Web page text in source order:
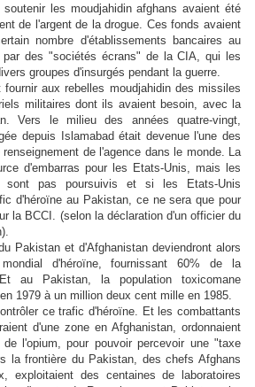
les moudjahidin afghans avaient été
de l'argent de la drogue. Ces fonds avaient
nombre d'établissements bancaires au
par des "sociétés écrans" de la CIA, qui les
groupes d'insurgés pendant la guerre.
aux rebelles moudjahidin des missiles
militaires dont ils avaient besoin, avec la
Vers le milieu des années quatre-vingt,
depuis Islamabad était devenue l'une des
de l'agence dans le monde. La
d'embarras pour les Etats-Unis, mais les
sont pas poursuivis et si les Etats-Unis
d'héroïne au Pakistan, ce ne sera que pour
la BCCI. (selon la déclaration d'un officier du
Pakistan et d'Afghanistan deviendront alors
d'héroïne, fournissant 60% de la
au Pakistan, la population toxicomane
1979 à un million deux cent mille en 1985.
ce trafic d'héroïne. Et les combattants
d'une zone en Afghanistan, ordonnaient
l'opium, pour pouvoir percevoir une "taxe
la frontière du Pakistan, des chefs Afghans
exploitaient des centaines de laboratoires